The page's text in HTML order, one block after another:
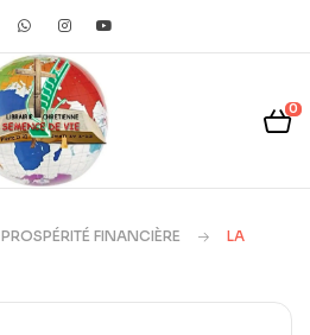
0
PROSPÉRITÉ FINANCIÈRE
LA